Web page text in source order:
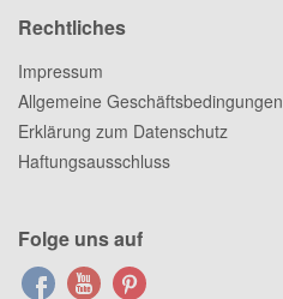
Rechtliches
Impressum
Allgemeine Geschäftsbedingungen
Erklärung zum Datenschutz
Haftungsausschluss
Folge uns auf